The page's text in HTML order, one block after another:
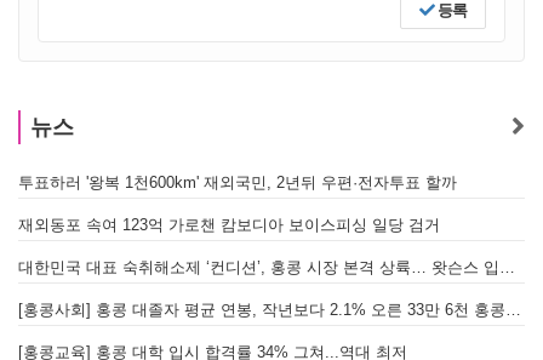
등록
뉴스
투표하러 '왕복 1천600km' 재외국민, 2년뒤 우편·전자투표 할까
재외동포 속여 123억 가로챈 캄보디아 보이스피싱 일당 검거
대한민국 대표 숙취해소제 ‘컨디션’, 홍콩 시장 본격 상륙… 왓슨스 입점 기념 할인 행사 진행
[홍콩사회] 홍콩 대졸자 평균 연봉, 작년보다 2.1% 오른 33만 6천 홍콩달러 기록
[홍콩교육] 홍콩 대학 입시 합격률 34% 그쳐...역대 최저